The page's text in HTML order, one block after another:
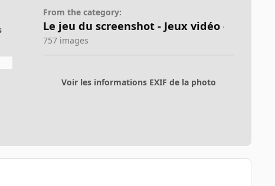
From the category:
Le jeu du screenshot - Jeux vidéo ·
757 images
Voir les informations EXIF de la photo